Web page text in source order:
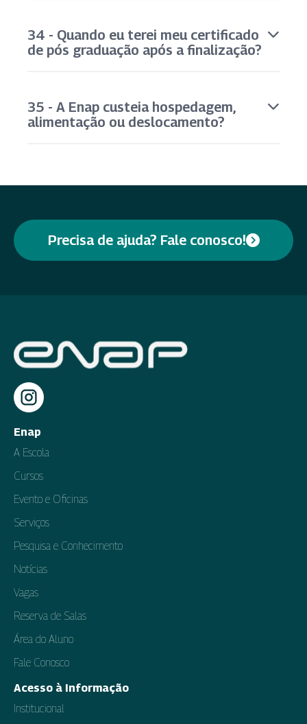
34 - Quando eu terei meu certificado
de pós graduação após a finalização?
35 - A Enap custeia hospedagem,
alimentação ou deslocamento?
Precisa de ajuda? Fale conosco!
Enap
A Escola
Cursos
Evento e Oficinas
Serviços
Pesquisa e Conhecimento
Notícias
Vagas
Reserva de Salas
Área do Aluno
Fale Conosco
Acesso à Informação
Institucional